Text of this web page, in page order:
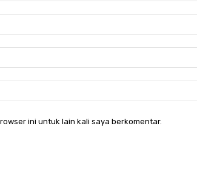
ini untuk lain kali saya berkomentar.